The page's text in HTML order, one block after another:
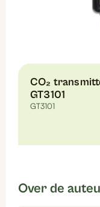
CO₂
GT3101
GT3101
Over de